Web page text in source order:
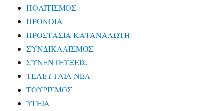
ΠΟΛΙΤΙΣΜΟΣ
ΠΡΟΝΟΙΑ
ΠΡΟΣΤΑΣΙΑ ΚΑΤΑΝΑΛΩΤΗ
ΣΥΝΔΙΚΑΛΙΣΜΟΣ
ΣΥΝΕΝΤΕΥΞΕΙΣ
ΤΕΛΕΥΤΑΙΑ ΝΕΑ
ΤΟΥΡΙΣΜΟΣ
ΥΓΕΙΑ